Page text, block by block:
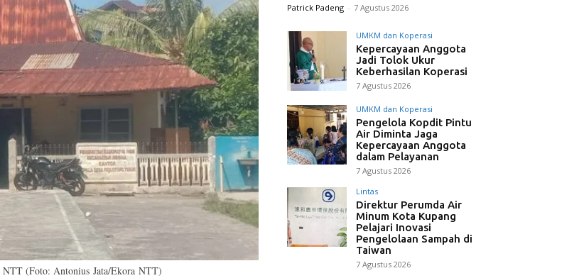
NTT (Foto: Antonius Jata/Ekora NTT)
Patrick Padeng - 7 Agustus 2026
UMKM dan Koperasi
Kepercayaan Anggota
Jadi Tolok Ukur
Keberhasilan Koperasi
7 Agustus 2026
UMKM dan Koperasi
Pengelola Kopdit Pintu
Air Diminta Jaga
Kepercayaan Anggota
dalam Pelayanan
7 Agustus 2026
Lintas
Direktur Perumda Air
Minum Kota Kupang
Pelajari Inovasi
Pengelolaan Sampah di
Taiwan
7 Agustus 2026